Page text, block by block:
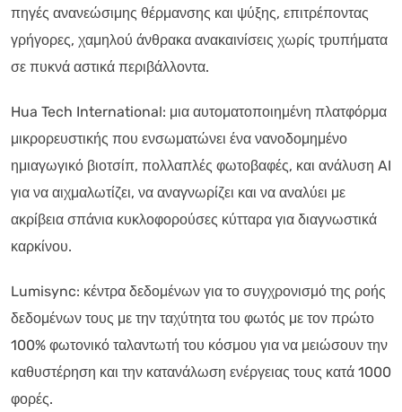
πηγές ανανεώσιμης θέρμανσης και ψύξης, επιτρέποντας
γρήγορες, χαμηλού άνθρακα ανακαινίσεις χωρίς τρυπήματα
σε πυκνά αστικά περιβάλλοντα.
Hua Tech International: μια αυτοματοποιημένη πλατφόρμα
μικρορευστικής που ενσωματώνει ένα νανοδομημένο
ημιαγωγικό βιοτσίπ, πολλαπλές φωτοβαφές, και ανάλυση AI
για να αιχμαλωτίζει, να αναγνωρίζει και να αναλύει με
ακρίβεια σπάνια κυκλοφορούσες κύτταρα για διαγνωστικά
καρκίνου.
Lumisync: κέντρα δεδομένων για το συγχρονισμό της ροής
δεδομένων τους με την ταχύτητα του φωτός με τον πρώτο
100% φωτονικό ταλαντωτή του κόσμου για να μειώσουν την
καθυστέρηση και την κατανάλωση ενέργειας τους κατά 1000
φορές.